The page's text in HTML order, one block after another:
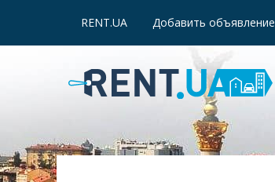
RENT.UA Добавить объявление